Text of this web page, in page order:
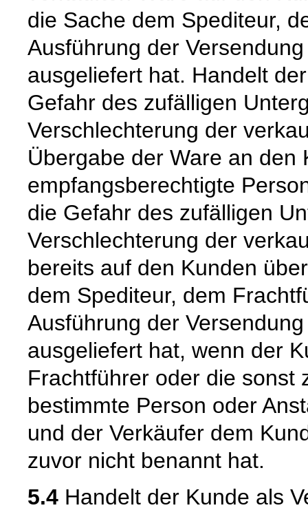
die Sache dem Spediteur,
Ausführung der
ausgeliefert hat. Handelt
Gefahr des zufälligen
Verschlechterung der
Übergabe der Ware an den
empfangsberechtigte
die Gefahr des zufälligen
Verschlechterung der
bereits auf den Kunden
dem Spediteur, dem
Ausführung der
ausgeliefert hat, wenn der
Frachtführer oder die sonst
bestimmte Person oder
und der Verkäufer dem
zuvor nicht benannt hat.
5.4 Handelt der Kunde als